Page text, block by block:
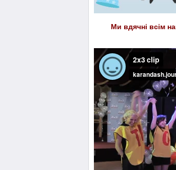
Ми вдячні всім